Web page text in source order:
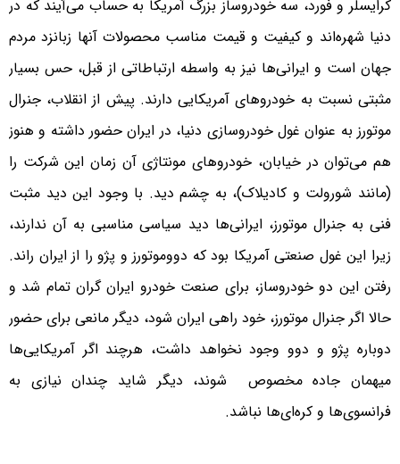
کرایسلر و فورد، سه خودروساز بزرگ آمریکا به حساب می‌آیند که در
دنیا شهره‌اند و کیفیت و قیمت مناسب محصولات آنها زبانزد مردم
جهان است و ایرانی‌ها نیز به واسطه ارتباطاتی از قبل، حس بسیار
مثبتی نسبت به خودروهای آمریکایی دارند. پیش از انقلاب، جنرال
موتورز به عنوان غول خودروسازی دنیا، در ایران حضور داشته و هنوز
هم می‌توان در خیابان، خودروهای مونتاژی آن زمان این شرکت را
(مانند شورولت و کادیلاک)، به چشم دید. با وجود این دید مثبت
فنی به جنرال موتورز، ایرانی‌ها دید سیاسی مناسبی به آن ندارند،
زیرا این غول صنعتی آمریکا بود که دووموتورز و پژو را از ایران راند.
رفتن این دو خودروساز، برای صنعت خودرو ایران گران تمام شد و
حالا اگر جنرال موتورز، خود راهی ایران شود، دیگر مانعی برای حضور
دوباره پژو و دوو وجود نخواهد داشت، هرچند اگر آمریکایی‌ها
میهمان جاده مخصوص شوند، دیگر شاید چندان نیازی به
فرانسوی‌ها و کره‌ای‌ها نباشد.